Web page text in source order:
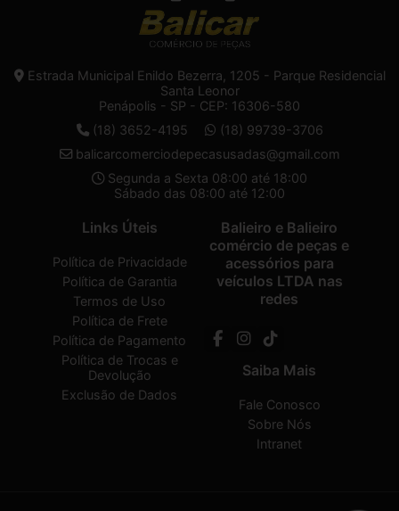
Estrada Municipal Enildo Bezerra, 1205 - Parque Residencial
Santa Leonor
Penápolis - SP - CEP: 16306-580
(18) 3652-4195
(18) 99739-3706
balicarcomerciodepecasusadas@gmail.com
Segunda a Sexta 08:00 até 18:00
Sábado das 08:00 até 12:00
Links Úteis
Política de Privacidade
Política de Garantia
Termos de Uso
Política de Frete
Política de Pagamento
Política de Trocas e
Devolução
Exclusão de Dados
Balieiro e Balieiro
comércio de peças e
acessórios para
veículos LTDA nas
redes
Saiba Mais
Fale Conosco
Sobre Nós
Intranet